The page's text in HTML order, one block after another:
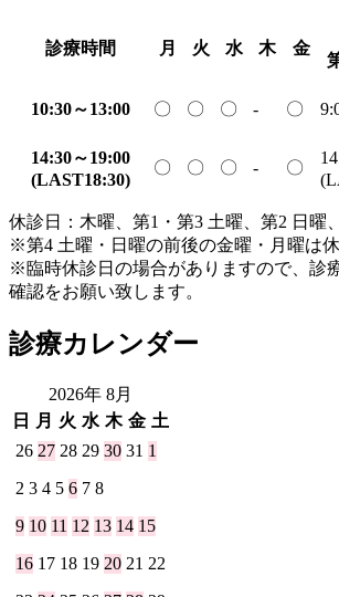
診療時間 月 火 水 木 金
10:30～13:00 〇 〇 〇 - 〇
14:30～19:00
(LAST18:30)
〇 〇 〇 - 〇
休診日：木曜、第1・第3 土曜、第2 日曜
※第4 土曜・日曜の前後の金曜・月曜は
※臨時休診日の場合がありますので、診
確認をお願い致します。
診療カレンダー
2026年 8月
日
月 火 水 木 金 土
26 27 28 29 30 31 1
2 3 4 5 6 7 8
9 10 11 12 13 14 15
16 17 18 19 20 21 22